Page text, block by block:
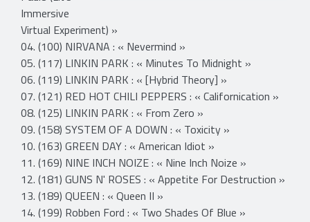
Immersive
Virtual Experiment) »
04. (100) NIRVANA : « Nevermind »
05. (117) LINKIN PARK : « Minutes To Midnight »
06. (119) LINKIN PARK : « [Hybrid Theory] »
07. (121) RED HOT CHILI PEPPERS : « Californication »
08. (125) LINKIN PARK : « From Zero »
09. (158) SYSTEM OF A DOWN : « Toxicity »
10. (163) GREEN DAY : « American Idiot »
11. (169) NINE INCH NOIZE : « Nine Inch Noize »
12. (181) GUNS N' ROSES : « Appetite For Destruction »
13. (189) QUEEN : « Queen II »
14. (199) Robben Ford : « Two Shades Of Blue »